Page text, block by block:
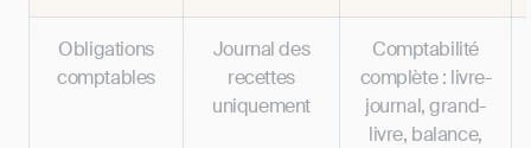
Obligations
comptables
Journal des
recettes
uniquement
Comptabilité
complète : livre-
journal, grand-
livre, balance,